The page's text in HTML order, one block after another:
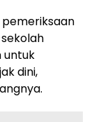
pemeriksaan
untuk
dini,